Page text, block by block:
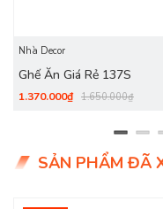
Nhà Decor
Ghế Ăn Giá Rẻ 137S
1.370.000₫ 1.650.000₫
SẢN PHẨM ĐÃ